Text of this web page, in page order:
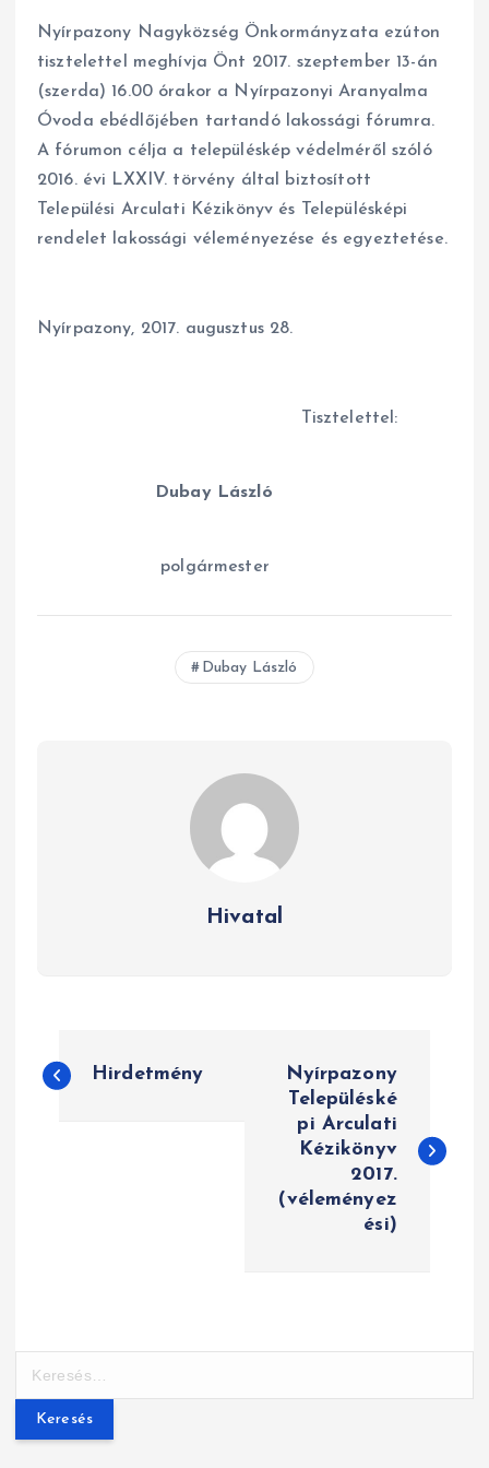
Nyírpazony Nagyközség Önkormányzata ezúton
tisztelettel meghívja Önt 2017. szeptember 13-án
(szerda) 16.00 órakor a Nyírpazonyi Aranyalma
Óvoda ebédlőjében tartandó lakossági fórumra.
A fórumon célja a településkép védelméről szóló
2016. évi LXXIV. törvény által biztosított
Települési Arculati Kézikönyv és Településképi
rendelet lakossági véleményezése és egyeztetése.
Nyírpazony, 2017. augusztus 28.
Tisztelettel:
Dubay László
polgármester
Dubay László
Hivatal
e
é
s
n
Hirdetmény
Nyírpazony
Településké
pi Arculati
Kézikönyv
2017.
(véleményez
ési)
e